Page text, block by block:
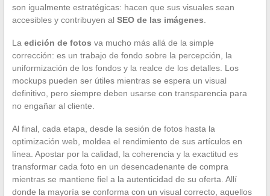
son igualmente estratégicas: hacen que sus visuales sean
accesibles y contribuyen al SEO de las imágenes
La edición de fotos va mucho más allá de la simple
corrección: es un trabajo de fondo sobre la percepción, la
uniformización de los fondos y la realce de los detalles. Los
mockups pueden ser útiles mientras se espera un visual
definitivo, pero siempre deben usarse con transparencia para
no engañar al cliente.
Al final, cada etapa, desde la sesión de fotos hasta la
optimización web, moldea el rendimiento de sus artículos en
línea. Apostar por la calidad, la coherencia y la exactitud es
transformar cada foto en un desencadenante de compra
mientras se mantiene fiel a la autenticidad de su oferta. Allí
donde la mayoría se conforma con un visual correcto, aquellos